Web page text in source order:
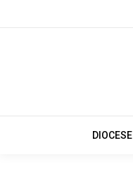
DIOCESE